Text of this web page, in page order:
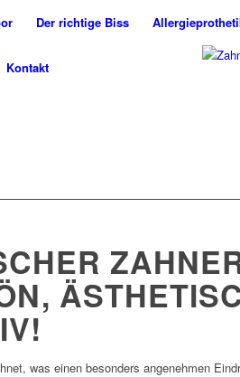
Der richtige Biss
Kontakt
was einen besonders angenehmen